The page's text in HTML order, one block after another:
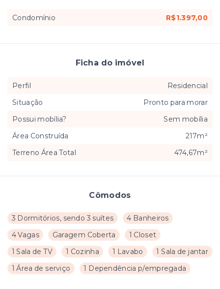
Cômodos
3 Dormitórios, sendo 3 suítes
4 Banheiros
4 Vagas
Garagem Coberta
1 Closet
1 Sala de TV
1 Cozinha 1 Lavabo
1 Sala de jantar
1 Área de serviço
1 Dependência p/empregada
Condomínio R$1.397,00
Ficha do imóvel
Perfil
Residencial
Situação
Pronto para morar
Possui mobília?
Sem mobília
Área Construída
217m²
Terreno Área Total
474,67m²